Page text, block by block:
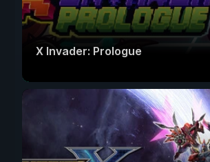
X Invader: Prologue